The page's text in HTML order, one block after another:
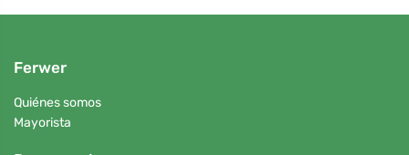
Ferwer
Quiénes somos
Mayorista